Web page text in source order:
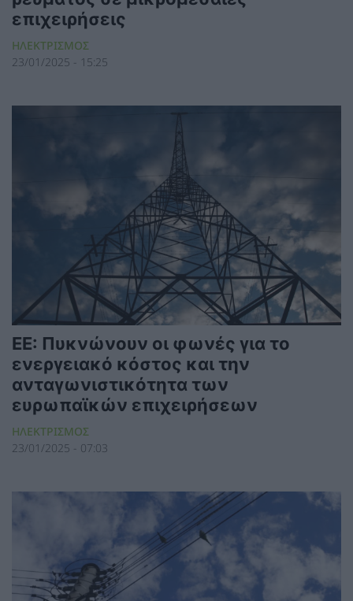
επιχειρήσεις
ΗΛΕΚΤΡΙΣΜΟΣ
23/01/2025 - 15:25
ΕΕ: Πυκνώνουν οι φωνές για το
ενεργειακό κόστος και την
ανταγωνιστικότητα των
ευρωπαϊκών επιχειρήσεων
ΗΛΕΚΤΡΙΣΜΟΣ
23/01/2025 - 07:03